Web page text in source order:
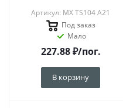
Артикул: MX TS104 A21
Под заказ
Мало
227.88₽/пог.
В корзину